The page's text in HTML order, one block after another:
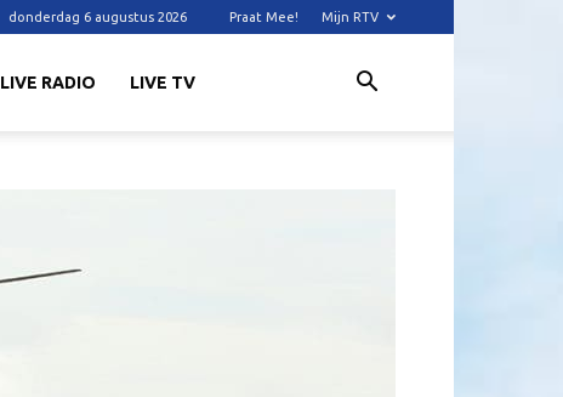
donderdag 6 augustus 2026 Praat Mee! Mijn RTV
LIVE RADIO LIVE TV